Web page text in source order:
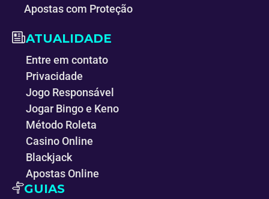
Apostas com Proteção
ATUALIDADE
Entre em contato
Privacidade
Jogo Responsável
Jogar Bingo e Keno
Método Roleta
Casino Online
Blackjack
Apostas Online
GUIAS